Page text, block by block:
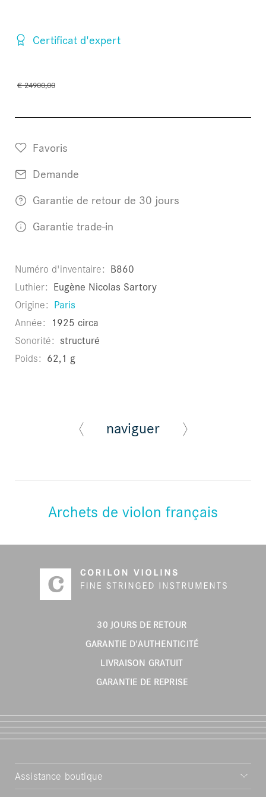
Certificat d'expert
€ 24900,00
Favoris
Demande
Garantie de retour de 30 jours
Garantie trade-in
Numéro d'inventaire B860
Luthier Eugène Nicolas Sartory
Origine Paris
Année
1925 circa
Sonorité structuré
Poids 62,1 g
naviguer
Archets de violon français
30 JOURS DE RETOUR
GARANTIE D'AUTHENTICITÉ
LIVRAISON GRATUIT
GARANTIE DE REPRISE
Assistance boutique